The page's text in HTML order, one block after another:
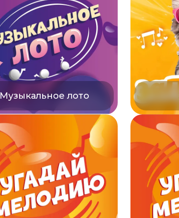
Музыкальное лото